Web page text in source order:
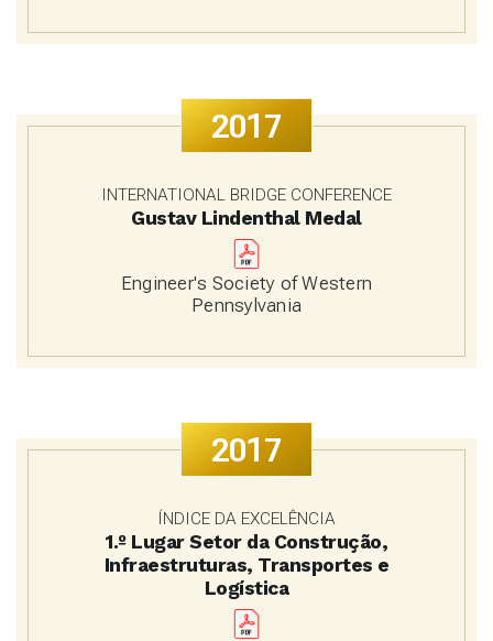
2017
INTERNATIONAL BRIDGE CONFERENCE
Gustav Lindenthal Medal
Engineer's Society of Western
Pennsylvania
2017
ÍNDICE DA EXCELÊNCIA
1.º Lugar Setor da Construção,
Infraestruturas, Transportes e
Logística